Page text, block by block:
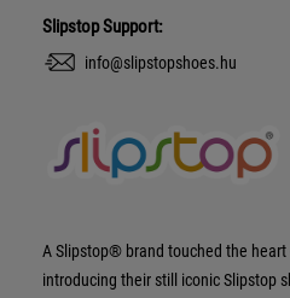
Slipstop Support:
info@slipstopshoes.hu
A Slipstop® brand touched the
introducing their still iconic Slipstop